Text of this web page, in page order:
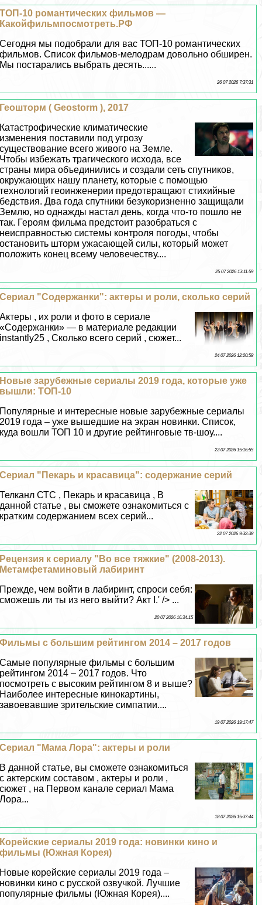
ТОП-10 романтических фильмов —
Какойфильмпосмотреть.РФ
Сегодня мы подобрали для вас ТОП-10 романтических
фильмов. Список фильмов-мелодрам довольно обширен.
Мы постарались выбрать десять......
26 07 2026 7:37:31
Геошторм ( Geostorm ), 2017
Катастрофические климатические
изменения поставили под угрозу
существование всего живого на Земле.
Чтобы избежать трагического исхода, все
страны мира объединились и создали сеть спутников,
окружающих нашу планету, которые с помощью
технологий геоинженерии предотвращают стихийные
бедствия. Два года спутники безукоризненно защищали
Землю, но однажды настал день, когда что-то пошло не
так. Героям фильма предстоит разобраться с
неисправностью системы контроля погоды, чтобы
остановить шторм ужасающей силы, который может
положить конец всему человечеству....
25 07 2026 13:11:59
Сериал "Содержанки": актеры и роли, сколько серий
Актеры , их роли и фото в сериале
«Содержанки» — в материале редакции
instantly25 , Сколько всего серий , сюжет...
24 07 2026 12:20:58
Новые зарубежные сериалы 2019 года, которые уже
вышли: ТОП-10
Популярные и интересные новые зарубежные сериалы
2019 года – уже вышедшие на экран новинки. Список,
куда вошли ТОП 10 и другие рейтинговые тв-шоу....
23 07 2026 15:16:55
Сериал "Пекарь и красавица": содержание серий
Телканл СТС , Пекарь и красавица , В
данной статье , вы сможете ознакомиться с
кратким содержанием всех серий...
22 07 2026 9:32:38
Рецензия к сериалу "Во все тяжкие" (2008-2013).
Метамфетаминовый лабиринт
Прежде, чем войти в лабиринт, спроси себя:
сможешь ли ты из него выйти? Акт I.' /> ...
20 07 2026 16:34:15
Фильмы с большим рейтингом 2014 – 2017 годов
Самые популярные фильмы с большим
рейтингом 2014 – 2017 годов. Что
посмотреть с высоким рейтингом 8 и выше?
Наиболее интересные кинокартины,
завоевавшие зрительские симпатии....
19 07 2026 19:17:47
Сериал "Мама Лора": актеры и роли
В данной статье, вы сможете ознакомиться
с актерским составом , актеры и роли ,
сюжет , на Первом канале сериал Мама
Лора...
18 07 2026 15:37:44
Корейские сериалы 2019 года: новинки кино и
фильмы (Южная Корея)
Новые корейские сериалы 2019 года –
новинки кино с русской озвучкой. Лучшие
популярные фильмы (Южная Корея)....